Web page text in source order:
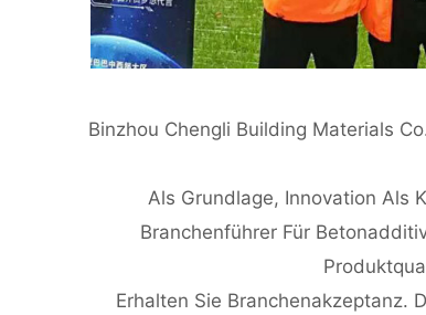
Binzhou Chengli Building Materials
Als Grundlage, Innovation Als
Branchenführer Für
Erhalten Sie Branchenakzeptanz.